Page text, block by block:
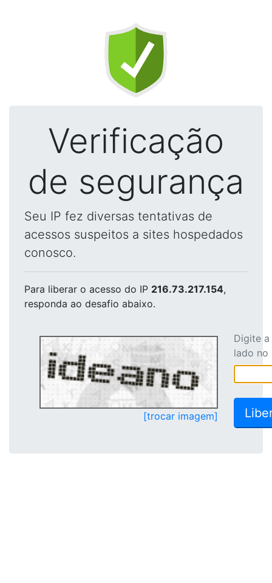
Verificação
de segurança
Seu IP fez diversas tentativas de
acessos suspeitos a sites hospedados
conosco.
Para liberar o acesso do IP 216.73.217.154,
responda ao desafio abaixo.
[trocar imagem]
Digite
lado no